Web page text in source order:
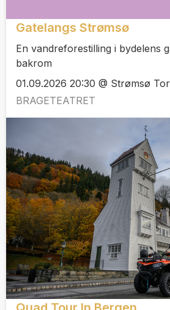
Gatelangs Strømsø
En vandreforestilling i bydelens
bakrom
01.09.2026 20:30 @ Strømsø
BRAGETEATRET